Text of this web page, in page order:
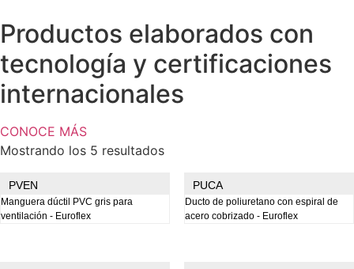
Productos elaborados con
tecnología y certificaciones
internacionales
CONOCE MÁS
Mostrando los 5 resultados
PVEN
Manguera dúctil PVC gris para
ventilación - Euroflex
PUCA
Ducto de poliuretano con espiral de
acero cobrizado - Euroflex